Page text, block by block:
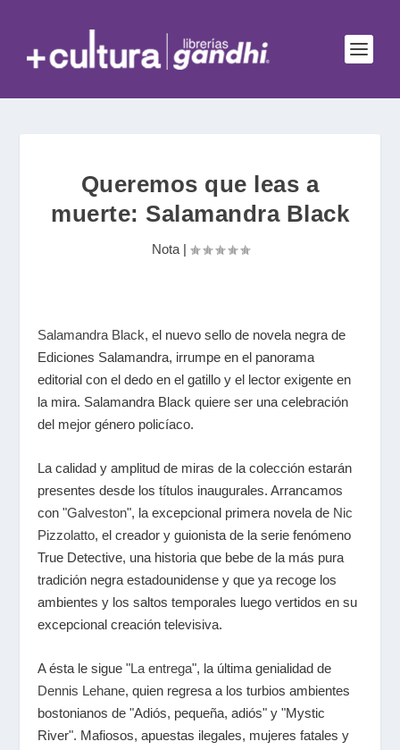
Queremos que leas a
muerte: Salamandra Black
Nota|
Salamandra Black, el nuevo sello de novela negra de
Ediciones Salamandra, irrumpe en el panorama
editorial con el dedo en el gatillo y el lector exigente en
la mira. Salamandra Black quiere ser una celebración
del mejor género policíaco.
La calidad y amplitud de miras de la colección estarán
presentes desde los títulos inaugurales. Arrancamos
con "Galveston", la excepcional primera novela de Nic
Pizzolatto, el creador y guionista de la serie fenómeno
True Detective, una historia que bebe de la más pura
tradición negra estadounidense y que ya recoge los
ambientes y los saltos temporales luego vertidos en su
excepcional creación televisiva.
A ésta le sigue "La entrega", la última genialidad de
Dennis Lehane, quien regresa a los turbios ambientes
bostonianos de "Adiós, pequeña, adiós" y "Mystic
River". Mafiosos, apuestas ilegales, mujeres fatales y